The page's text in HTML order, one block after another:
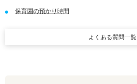
保育園の預かり時間
よくある質問一覧